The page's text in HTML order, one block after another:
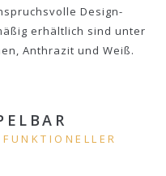
Design-
erhältlich sind unter
Anthrazit und Weiß.